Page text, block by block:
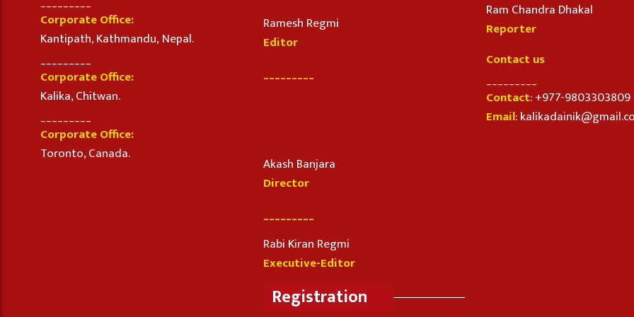
Corporate Office:
Kantipath, Kathmandu, Nepal.
Corporate Office:
Kalika, Chitwan.
Corporate Office:
Toronto, Canada.
Ramesh Regmi
Editor
_________
Akash Banjara
Director
_________
Rabi Kiran Regmi
Executive-Editor
Registration
Ram Chandra Dhakal
Reporter
Contact us
Contact: +977-9803303809
Email: